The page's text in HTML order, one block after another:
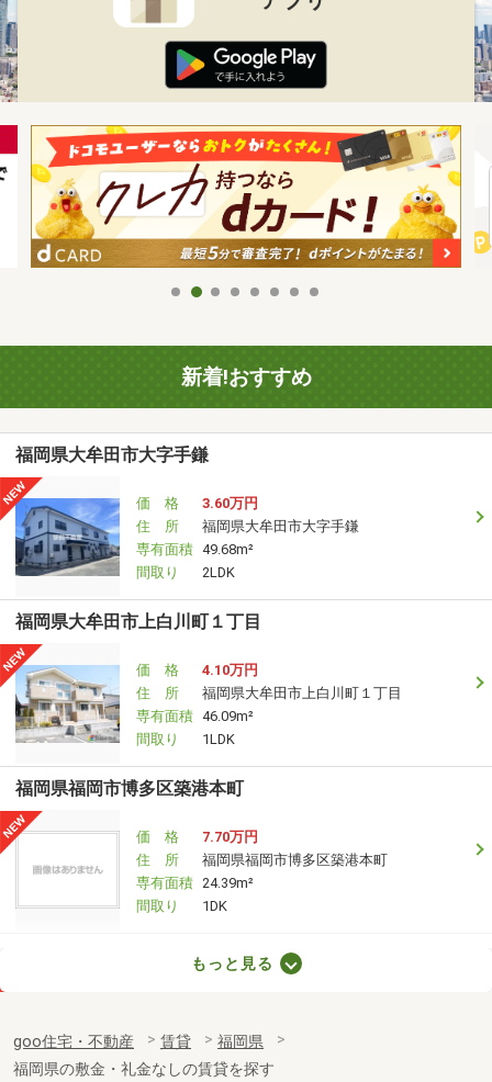
新着!おすすめ
福岡県大牟田市大字手鎌
価 格
3.60万円
住 所
福岡県大牟田市大字手鎌
専有面積 49.68m²
間取り
2LDK
福岡県大牟田市上白川町１丁目
価 格
4.10万円
住 所
福岡県大牟田市上白川町１丁目
専有面積 46.09m²
間取り
1LDK
福岡県福岡市博多区築港本町
価 格
7.70万円
住 所
福岡県福岡市博多区築港本町
専有面積 24.39m²
間取り
1DK
福岡県福岡市博多区千代４丁目
専有面積
24.96m²
間取り
1K
もっと見る
goo住宅・不動産 賃貸
福岡県
福岡県の敷金・礼金なしの賃貸を探す